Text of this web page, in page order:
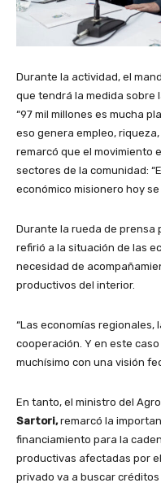
Durante la actividad, el
que tendrá la medida sobre
“97 mil millones es mucha
eso genera empleo,
remarcó que el movimiento
sectores de la comunidad:
económico misionero hoy se
Durante la rueda de prensa
refirió a la situación de las
necesidad de
productivos del interior.
“Las economías regionales,
cooperación. Y en este
muchísimo con una visión
En tanto, el ministro del
Sartori,remarcó la
financiamiento para la
productivas afectadas por
privado va a buscar